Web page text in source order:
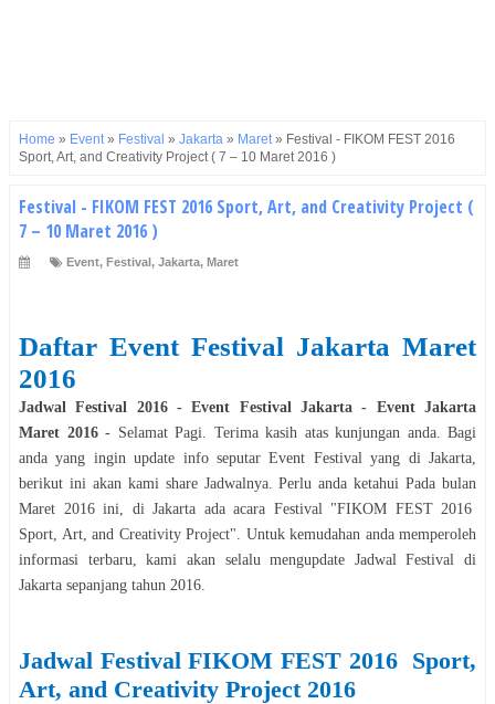
Home » Event» Festival » Jakarta » Maret» Festival - FIKOM FEST 2016
Sport, Art, and Creativity Project ( 7 – 10 Maret 2016 )
Festival - FIKOM FEST 2016 Sport, Art, and Creativity Project (
7 – 10 Maret 2016 )
Event, Festival, Jakarta, Maret
Daftar Event Festival Jakarta Maret
2016
JadwalFestival 2016- Event Festival Jakarta - EventJakarta
Maret 2016- Selamat Pagi . Terima kasih atas kunjungan anda. Bagi
anda yang ingin update info seputar Event Festival yang diJakarta
berikut ini akan kami share Jadwalnya. Perlu anda ketahui Pada bulan
Maret 2016ini, di Jakarta ada acara Festival "FIKOM FEST 2016
Sport, Art, and Creativity Project". Untuk kemudahan anda memperoleh
informasi terbaru, kami akan selalu mengupdate JadwalFestival
di
Jakarta sepanjang tahun 2016
Jadwal Festival FIKOM FEST 2016 Sport,
Art, and Creativity Project 2016